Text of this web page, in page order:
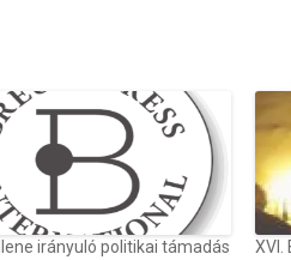
irányuló politikai támadás
XVI.